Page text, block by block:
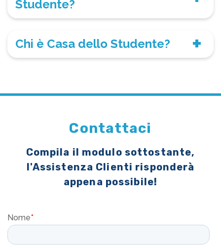
Studente?
Chi è Casa dello Studente?
Contattaci
Compila il modulo sottostante,
l'Assistenza Clienti risponderà
appena possibile!